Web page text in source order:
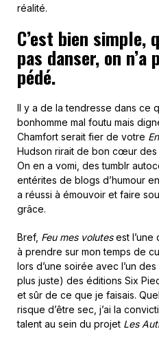
réalité.
C’est bien simple,
pas danser, on
pédé.
Il y a de la tendresse dans ce
bonhomme mal foutu mais
Chamfort serait fier de votre
Hudson rirait de bon cœur des
On en a vomi, des tumblr
entérites de blogs d’humour
a réussi à émouvoir et faire
grâce.
Bref, Feu mes volutesest l’une
à prendre sur mon temps de
lors d’une soirée avec l’un
plus juste) des éditions Six
et sûr de ce que je faisais.
risque d’être sec, j’ai la
talent au sein du projet Les